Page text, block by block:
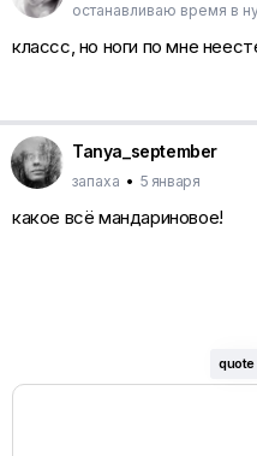
останавливаю время в
классс, но ноги по мне
Tanya_september
запаха • 5 января
какое всё мандариновое!
quote